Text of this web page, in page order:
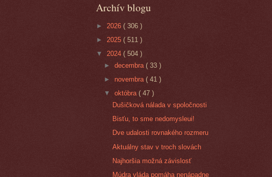
Archív blogu
► 2026 ( 306 )
► 2025 ( 511 )
▼ 2024 ( 504 )
►decembra( 33 )
►novembra( 41 )
▼októbra( 47 )
Dušičková nálada v spoločnosti
Bisťu, to sme nedomysleui!
Dve udalosti rovnakého rozmeru
Aktuálny stav v troch slovách
Najhoršia možná závislosť
Múdra vláda pomáha nenápadne